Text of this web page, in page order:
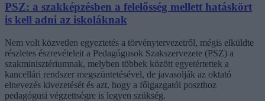
PSZ: a szakképzésben a felelősség mellett hatáskört
is kell adni az iskoláknak
Nem volt közvetlen egyeztetés a törvénytervezetről, mégis elküldte
részletes észrevételeit a Pedagógusok Szakszervezete (PSZ) a
szakminisztériumnak, melyben többek között egyetértettek a
kancellári rendszer megszüntetésével, de javasolják az oktató
elnevezés kivezetését és azt, hogy a főigazgatói poszthoz
pedagógusi végzettségre is legyen szükség.